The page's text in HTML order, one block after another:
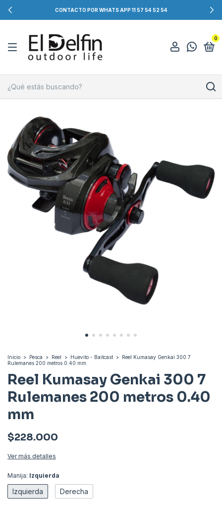
CONTACTO POR WHATS APP 11 57 54 52 54
0
Inicio > Pesca > Reel > Huevito - Baitcast > Reel Kumasay Genkai 300 7
Rulemanes 200 metros 0.40 mm
Reel Kumasay Genkai 300 7
Rulemanes 200 metros 0.40
mm
$228.000
Ver más detalles
Manija: Izquierda
Izquierda Derecha